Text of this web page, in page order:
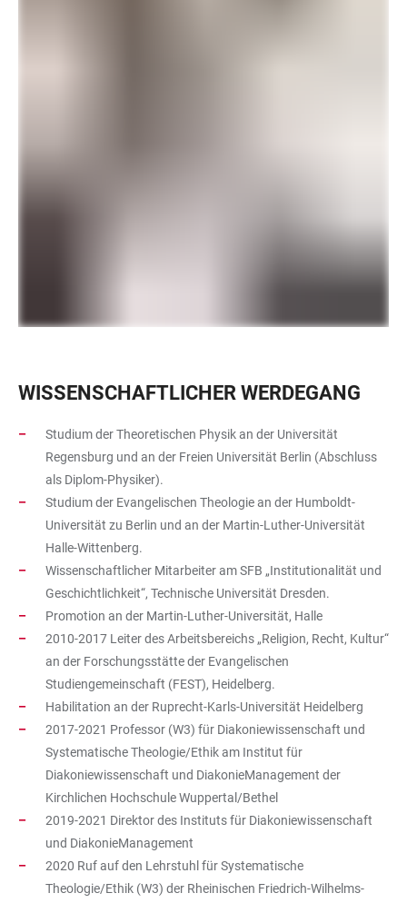
WISSENSCHAFTLICHER WERDEGANG
Studium der Theoretischen Physik an der Universität
Regensburg und an der Freien Universität Berlin (Abschluss
als Diplom-Physiker).
Studium der Evangelischen Theologie an der Humboldt-
Universität zu Berlin und an der Martin-Luther-Universität
Halle-Wittenberg.
Wissenschaftlicher Mitarbeiter am SFB „Institutionalität und
Geschichtlichkeit“, Technische Universität Dresden.
Promotion an der Martin-Luther-Universität, Halle
2010-2017 Leiter des Arbeitsbereichs „Religion, Recht, Kultur“
an der Forschungsstätte der Evangelischen
Studiengemeinschaft (FEST), Heidelberg.
Habilitation an der Ruprecht-Karls-Universität Heidelberg
2017-2021 Professor (W3) für Diakoniewissenschaft und
Systematische Theologie/Ethik am Institut für
Diakoniewissenschaft und DiakonieManagement der
Kirchlichen Hochschule Wuppertal/Bethel
2019-2021 Direktor des Instituts für Diakoniewissenschaft
und DiakonieManagement
2020 Ruf auf den Lehrstuhl für Systematische
Theologie/Ethik (W3) der Rheinischen Friedrich-Wilhelms-